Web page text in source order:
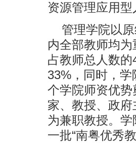
资源管理应用
管理学院以
内全部教师均
占教师总人数
33%，同时，
个学院师资优
家、教授、政
为兼职教授。
一批“南粤优秀